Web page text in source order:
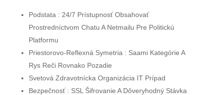
Podstata : 24/7 Prístupnosť Obsahovať
Prostredníctvom Chatu A Netmailu Pre Politickú
Platformu
Priestorovo-Reflexná Symetria : Saami Kategórie A
Rys Reči Rovnako Pozadie
Svetová Zdravotnícka Organizácia IT Prípad
Bezpečnosť : SSL Šifrovanie A Dôveryhodný Stávka